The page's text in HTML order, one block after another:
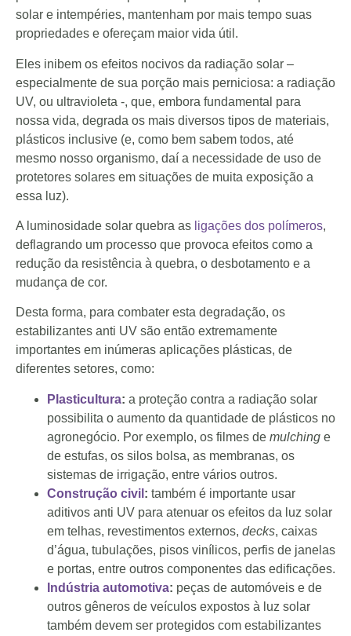
solar e intempéries, mantenham por mais tempo suas
propriedades e ofereçam maior vida útil.
Eles inibem os efeitos nocivos da radiação solar –
especialmente de sua porção mais perniciosa: a radiação
UV, ou ultravioleta -, que, embora fundamental para
nossa vida, degrada os mais diversos tipos de materiais,
plásticos inclusive (e, como bem sabem todos, até
mesmo nosso organismo, daí a necessidade de uso de
protetores solares em situações de muita exposição a
essa luz).
A luminosidade solar quebra as ligações dos polímeros,
deflagrando um processo que provoca efeitos como a
redução da resistência à quebra, o desbotamento e a
mudança de cor.
Desta forma, para combater esta degradação, os
estabilizantes anti UV são então extremamente
importantes em inúmeras aplicações plásticas, de
diferentes setores, como:
Plasticultura: a proteção contra a radiação solar
possibilita o aumento da quantidade de plásticos no
agronegócio. Por exemplo, os filmes de mulching e
de estufas, os silos bolsa, as membranas, os
sistemas de irrigação, entre vários outros.
Construção civil : também é importante usar
aditivos anti UV para atenuar os efeitos da luz solar
em telhas, revestimentos externos, decks, caixas
d’água, tubulações, pisos vinílicos, perfis de janelas
e portas, entre outros componentes das edificações.
Indústria automotiva: peças de automóveis e de
outros gêneros de veículos expostos à luz solar
também devem ser protegidos com estabilizantes